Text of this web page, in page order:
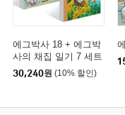
에그박사 18 + 에그박
사의 채집 일기 7 세트
30,240원 (10% 할인)